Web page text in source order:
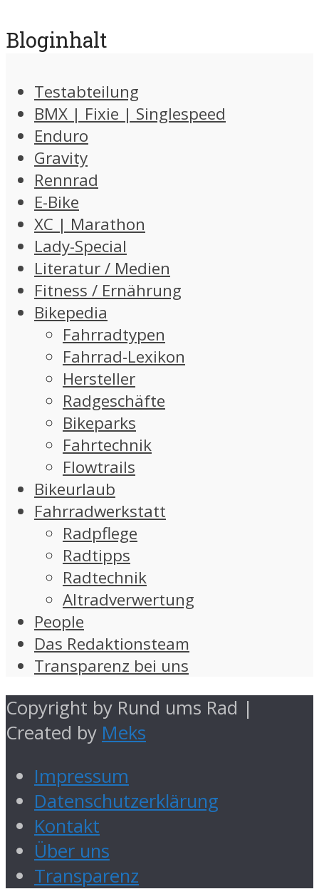
Bloginhalt
Testabteilung
BMX | Fixie | Singlespeed
Enduro
Gravity
Rennrad
E-Bike
XC | Marathon
Lady-Special
Literatur / Medien
Fitness / Ernährung
Bikepedia
Fahrradtypen
Fahrrad-Lexikon
Hersteller
Radgeschäfte
Bikeparks
Fahrtechnik
Flowtrails
Bikeurlaub
Fahrradwerkstatt
Radpflege
Radtipps
Radtechnik
Altradverwertung
People
Das Redaktionsteam
Transparenz bei uns
Copyright by Rund ums Rad |
Created by Meks
Impressum
Datenschutzerklärung
Kontakt
Über uns
Transparenz